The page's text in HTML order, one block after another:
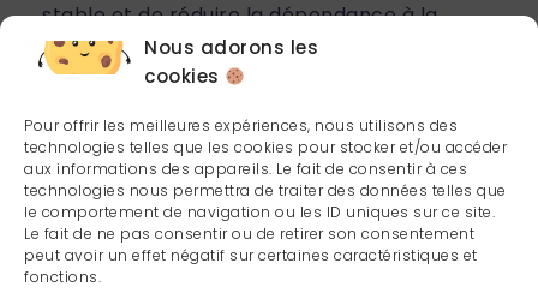
Nous adorons les
cookies
Pour offrir les meilleures expériences, nous utilisons des
technologies telles que les cookies pour stocker et/ou accéder
aux informations des appareils. Le fait de consentir à ces
technologies nous permettra de traiter des données telles que
le comportement de navigation ou les ID uniques sur ce site.
Le fait de ne pas consentir ou de retirer son consentement
peut avoir un effet négatif sur certaines caractéristiques et
fonctions.
stable et de réduire la dépendance à la
climatisation.
Les principales améliorations à envisager :
Installer dudouble vitragepour limiter les
échanges thermiques avec l’extérieur.
Renforcerl’isolation des murs et des
combles, qui sont responsables d’une
grande partie des déperditions thermiques.
Poser des